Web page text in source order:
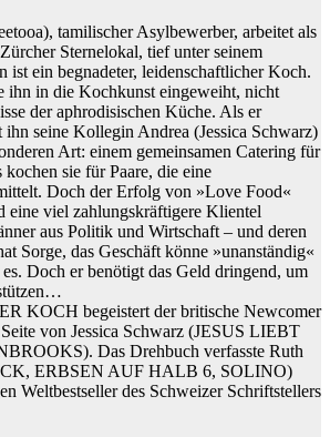
tamilischer Asylbewerber, arbeitet als
Sternelokal, tief unter seinem
ist ein begnadeter, leidenschaftlicher Koch.
ihn in die Kochkunst eingeweiht, nicht
der aphrodisischen Küche. Als er
seine Kollegin Andrea (Jessica Schwarz)
Art: einem gemeinsamen Catering für
sie für Paare, die eine
Doch der Erfolg von »Love Food«
eine viel zahlungskräftigere Klientel
aus Politik und Wirtschaft – und deren
Sorge, das Geschäft könne »unanständig«
Doch er benötigt das Geld dringend, um
KOCH begeistert der britische Newcomer
von Jessica Schwarz (JESUS LIEBT
Das Drehbuch verfasste Ruth
ERBSEN AUF HALB 6, SOLINO)
Weltbestseller des Schweizer Schriftstellers